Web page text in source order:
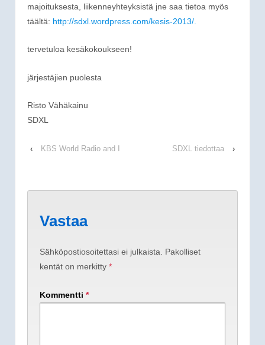
majoituksesta, liikenneyhteyksistä jne saa tietoa myös
täältä: http://sdxl.wordpress.com/kesis-2013/.
tervetuloa kesäkokoukseen!
järjestäjien puolesta
Risto Vähäkainu
SDXL
‹ KBS World Radio and I SDXL tiedottaa ›
Vastaa
Sähköpostiosoitettasi ei julkaista. Pakolliset
kentät on merkitty *
Kommentti *